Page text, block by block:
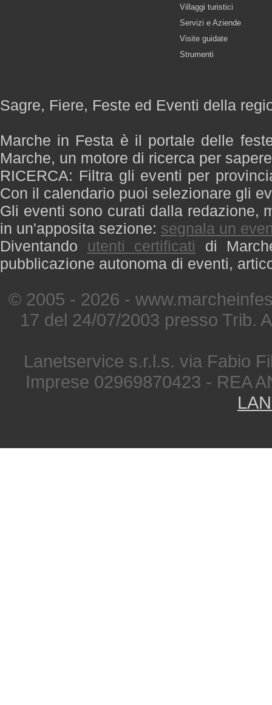
Villaggi turistici
Servizi e Aziende
Visite guidate
Strumenti
Sagre, Fiere, Feste ed Eventi della
Marche in Festa è il portale delle
Marche, un motore di ricerca per
RICERCA: Filtra gli eventi per
Con il calendario puoi selezionare gli
Gli eventi sono curati dalla redazione,
in un'apposita sezione: segnala un
Diventando utenti certificati di
pubblicazione autonoma di eventi,
© 2005 - 2026 -
17 del 24/07/2003 presso Trib.
Lanetservice s.r.l.s. via Fabio
Imprese 02969870423 - REA